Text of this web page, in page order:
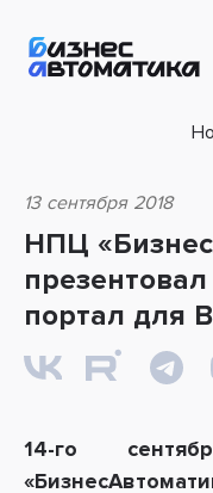
13 сентября 2018
НПЦ
портал для
14-го